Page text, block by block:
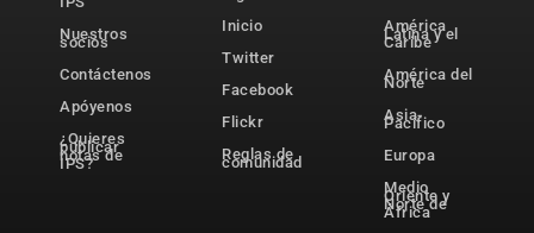
Nuestros
socios
Contáctenos
Apóyenos
¿Quieres
publicar
notas de
IPS?
Inicio
Twitter
Facebook
Flickr
Reglas de
comunidad
América
Latina y el
Caribe
América del
Norte
Asia-
Pacífico
Europa
Medio
Oriente y
Norte de
África